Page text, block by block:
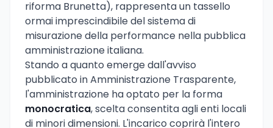
riforma Brunetta), rappresenta un tassello
ormai imprescindibile del sistema di
misurazione della performance nella pubblica
amministrazione italiana.
Stando a quanto emerge dall'avviso
pubblicato in Amministrazione Trasparente,
l'amministrazione ha optato per la forma
monocratica, scelta consentita agli enti locali
di minori dimensioni. L'incarico coprirà l'intero